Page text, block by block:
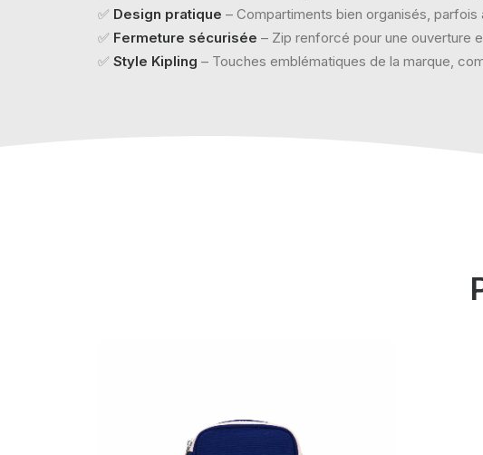
✅ Design pratique – Compartiments bien organisés,
✅ Fermeture sécurisée – Zip renforcé pour une ouverture
✅ Style Kipling – Touches emblématiques de la marque,